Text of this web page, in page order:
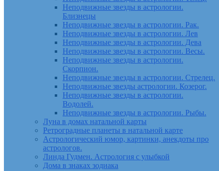
Неподвижные звезды в астрологии.
Близнецы
Неподвижные звезды в астрологии. Рак.
Неподвижные звезды в астрологии. Лев
Неподвижные звезды в астрологии. Дева
Неподвижные звезды в астрологии. Весы.
Неподвижные звезды в астрологии.
Скорпион.
Неподвижные звезды в астрологии. Стрелец.
Неподвижные звезды астрологии. Козерог.
Неподвижные звезды в астрологии.
Водолей.
Неподвижные звезды в астрологии. Рыбы.
Луна в домах натальной карты
Ретроградные планеты в натальной карте
Астрологический юмор, картинки, анекдоты про
астрологов.
Линда Гудмен. Астрология с улыбкой
Дома в знаках зодиака